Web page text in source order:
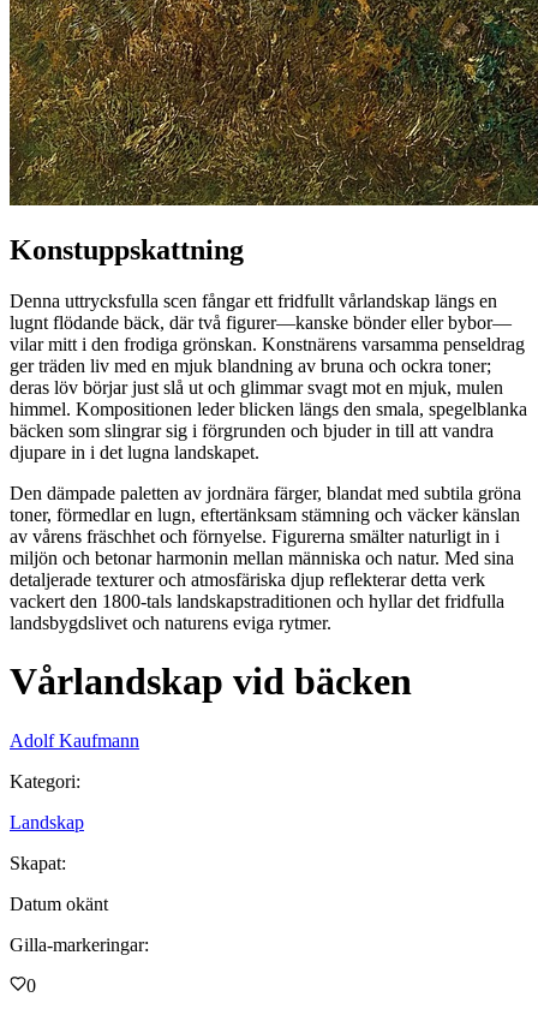
Konstuppskattning
Denna uttrycksfulla scen fångar ett fridfullt vårlandskap längs en
lugnt flödande bäck, där två figurer—kanske bönder eller bybor—
vilar mitt i den frodiga grönskan. Konstnärens varsamma penseldrag
ger träden liv med en mjuk blandning av bruna och ockra toner;
deras löv börjar just slå ut och glimmar svagt mot en mjuk, mulen
himmel. Kompositionen leder blicken längs den smala, spegelblanka
bäcken som slingrar sig i förgrunden och bjuder in till att vandra
djupare in i det lugna landskapet.
Den dämpade paletten av jordnära färger, blandat med subtila gröna
toner, förmedlar en lugn, eftertänksam stämning och väcker känslan
av vårens fräschhet och förnyelse. Figurerna smälter naturligt in i
miljön och betonar harmonin mellan människa och natur. Med sina
detaljerade texturer och atmosfäriska djup reflekterar detta verk
vackert den 1800-tals landskapstraditionen och hyllar det fridfulla
landsbygdslivet och naturens eviga rytmer.
Vårlandskap vid bäcken
Adolf Kaufmann
Kategori:
Landskap
Skapat:
Datum okänt
Gilla-markeringar:
0